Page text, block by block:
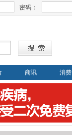
密码：
商讯 消费